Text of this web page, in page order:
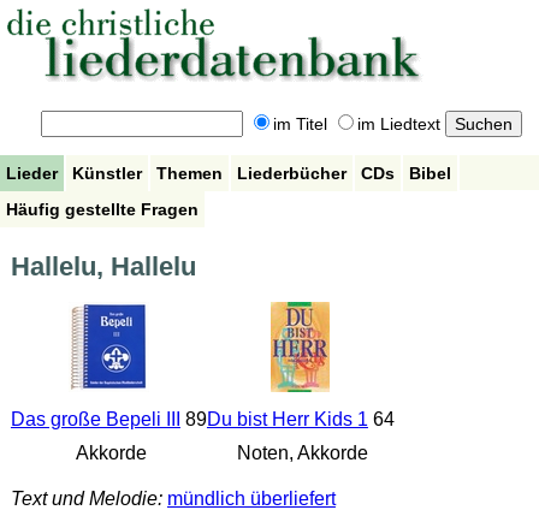
im Titel im Liedtext
Lieder Künstler Themen Liederbücher CDs
Bibel
Häufig gestellte Fragen
Hallelu, Hallelu
Das große Bepeli III
89
Akkorde
Du bist Herr Kids 1 64
Noten, Akkorde
Text und Melodie: mündlich überliefert